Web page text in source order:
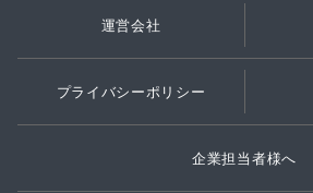
運営会社
プライバシーポリシー
企業担当者様へ